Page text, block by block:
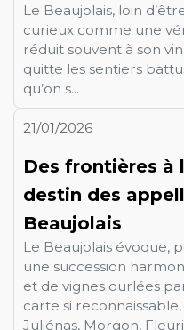
Le Beaujolais, loin
curieux comme une
réduit souvent à son vin
quitte les sentiers
qu’on s...
21/01/2026
Des frontières à
destin des
Beaujolais
Le Beaujolais évoque,
une succession
et de vignes ourlées
carte si
Juliénas, Morgon,